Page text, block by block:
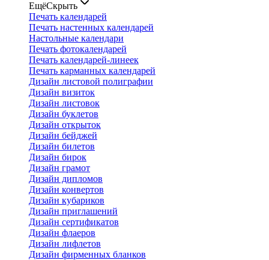
ЕщёСкрыть
Печать календарей
Печать настенных календарей
Настольные календари
Печать фотокалендарей
Печать календарей-линеек
Печать карманных календарей
Дизайн листовой полиграфии
Дизайн визиток
Дизайн листовок
Дизайн буклетов
Дизайн открыток
Дизайн бейджей
Дизайн билетов
Дизайн бирок
Дизайн грамот
Дизайн дипломов
Дизайн конвертов
Дизайн кубариков
Дизайн приглашений
Дизайн сертификатов
Дизайн флаеров
Дизайн лифлетов
Дизайн фирменных бланков